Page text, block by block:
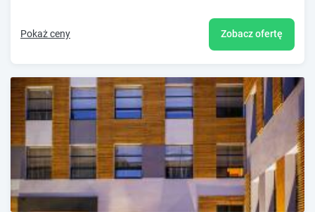
Pokaż ceny Zobacz ofertę